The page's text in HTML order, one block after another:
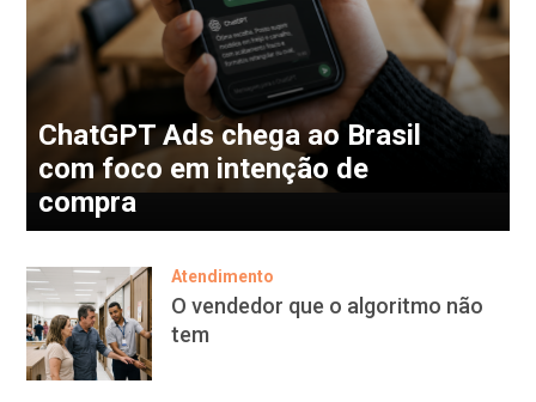
ChatGPT Ads chega ao Brasil
com foco em intenção de
compra
Atendimento
O vendedor que o algoritmo não
tem